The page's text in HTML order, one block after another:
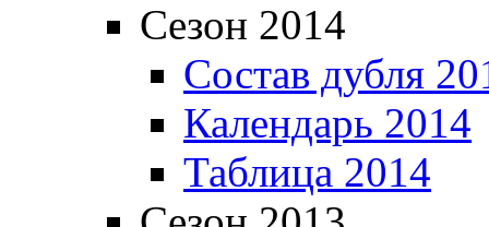
Сезон 2014
Состав дубля
Календарь 2014
Таблица 2014